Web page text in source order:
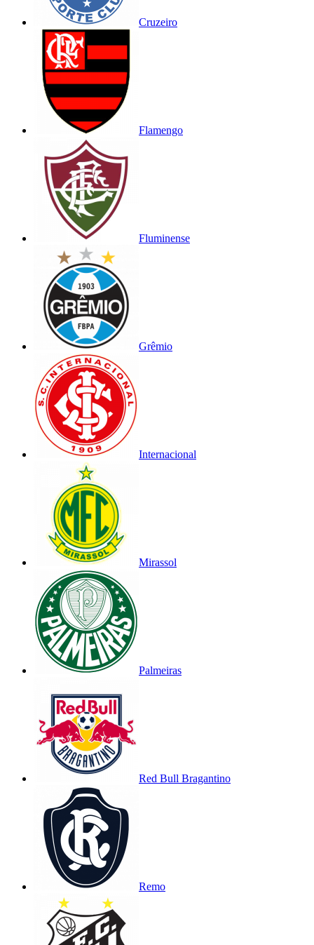
Cruzeiro
Flamengo
Fluminense
Grêmio
Internacional
Mirassol
Palmeiras
Red Bull Bragantino
Remo